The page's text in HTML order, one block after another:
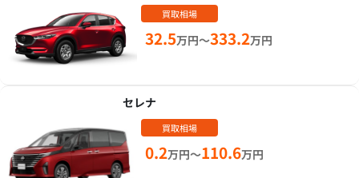
買取相場
32.5万円～333.2万円
セレナ
買取相場
0.2万円～110.6万円